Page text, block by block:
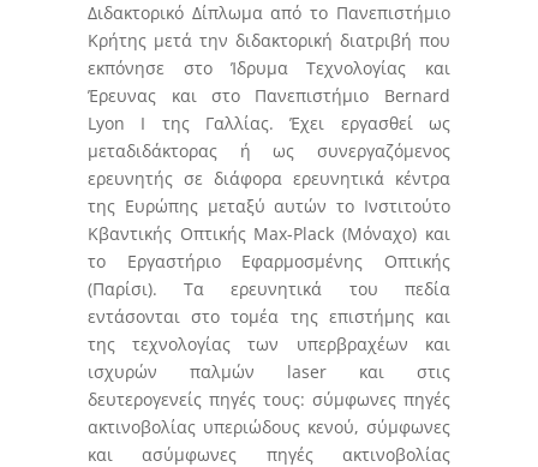
Διδακτορικό Δίπλωμα από το Πανεπιστήμιο
Κρήτης μετά την διδακτορική διατριβή που
εκπόνησε στο Ίδρυμα Τεχνολογίας και
Έρευνας και στο Πανεπιστήμιο Bernard
Lyon I της Γαλλίας. Έχει εργασθεί ως
μεταδιδάκτορας ή ως συνεργαζόμενος
ερευνητής σε διάφορα ερευνητικά κέντρα
της Ευρώπης μεταξύ αυτών το Ινστιτούτο
Κβαντικής Οπτικής Max-Plack (Μόναχο) και
το Εργαστήριο Εφαρμοσμένης Οπτικής
(Παρίσι). Τα ερευνητικά του πεδία
εντάσονται στο τομέα της επιστήμης και
της τεχνολογίας των υπερβραχέων και
ισχυρών παλμών laser και στις
δευτερογενείς πηγές τους: σύμφωνες πηγές
ακτινοβολίας υπεριώδους κενού, σύμφωνες
και ασύμφωνες πηγές ακτινοβολίας